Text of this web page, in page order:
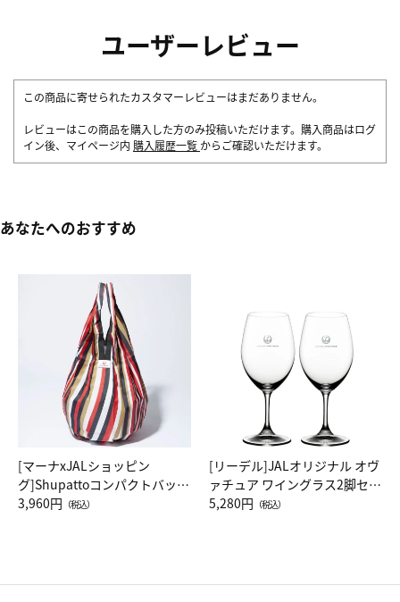
ユーザーレビュー
この商品に寄せられたカスタマーレビューはまだありません。
レビューはこの商品を購入した方のみ投稿いただけます。購入商品はログ
イン後、マイページ内 購入履歴一覧 からご確認いただけます。
あなたへのおすすめ
[マーナxJALショッピン
グ]Shupattoコンパクトバッグ
Drop JAL客室乗務員（LC）ス
3,960円 （税込）
[リーデル]JALオリジナル オヴ
ァチュア ワイングラス2脚セッ
ト（レッドワイン）
5,280円 （税込）